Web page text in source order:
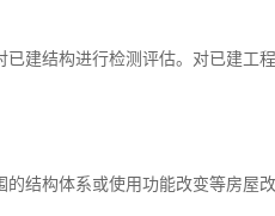
建结构进行检测评估。对已建工
结构体系或使用功能改变等房屋